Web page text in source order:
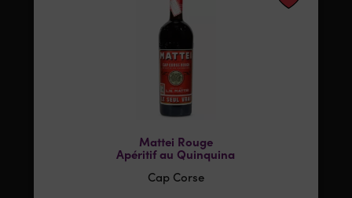
Mattei Rouge
Apéritif au Quinquina
Cap Corse